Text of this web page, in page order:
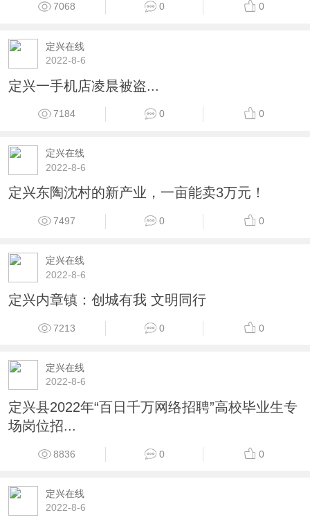
7068 0 0
定兴在线
2022-8-6
定兴一手机店凌晨被盗...
7184 0 0
定兴在线
2022-8-6
定兴东陶沈村的新产业，一亩能卖3万元！
7497 0 0
定兴在线
2022-8-6
定兴内章镇：创城有我 文明同行
7213 0 0
定兴在线
2022-8-6
定兴县2022年“百日千万网络招聘”高校毕业生专
场岗位招...
8836 0 0
定兴在线
2022-8-6